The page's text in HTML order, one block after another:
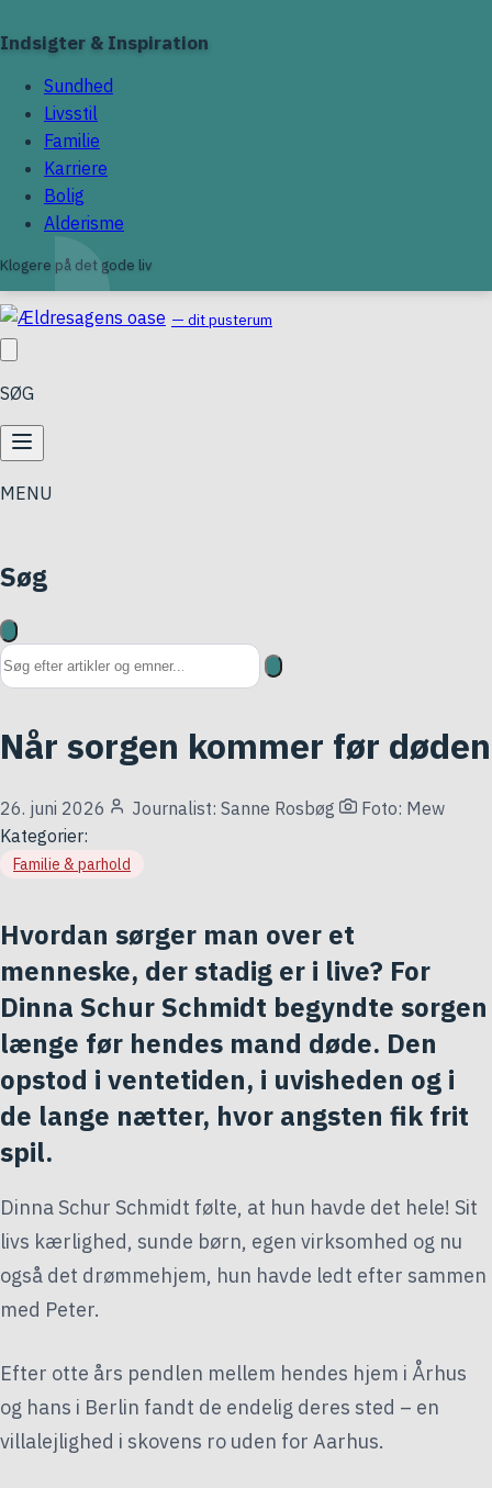
Indsigter & Inspiration
Sundhed
Livsstil
Familie
Karriere
Bolig
Alderisme
Klogere på det gode liv
— dit pusterum
SØG
MENU
Søg
Søg på hjemmesiden
Når sorgen kommer før døden
26. juni 2026 Journalist: Sanne Rosbøg
Foto: Mew
Kategorier:
Familie & parhold
Hvordan sørger man over et
menneske, der stadig er i live? For
Dinna Schur Schmidt begyndte sorgen
længe før hendes mand døde. Den
opstod i ventetiden, i uvisheden og i
de lange nætter, hvor angsten fik frit
spil.
Dinna Schur Schmidt følte, at hun havde det hele! Sit
livs kærlighed, sunde børn, egen virksomhed og nu
også det drømmehjem, hun havde ledt efter sammen
med Peter.
Efter otte års pendlen mellem hendes hjem i Århus
og hans i Berlin fandt de endelig deres sted – en
villalejlighed i skovens ro uden for Aarhus.